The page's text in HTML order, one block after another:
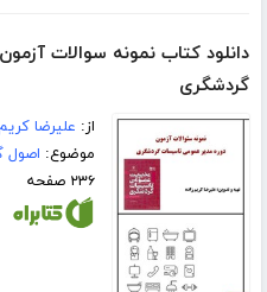
دانلود کتاب نمونه سوالات
گردشگری
از: علیرضا
موضوع: اصول
۲۳۶ صفحه